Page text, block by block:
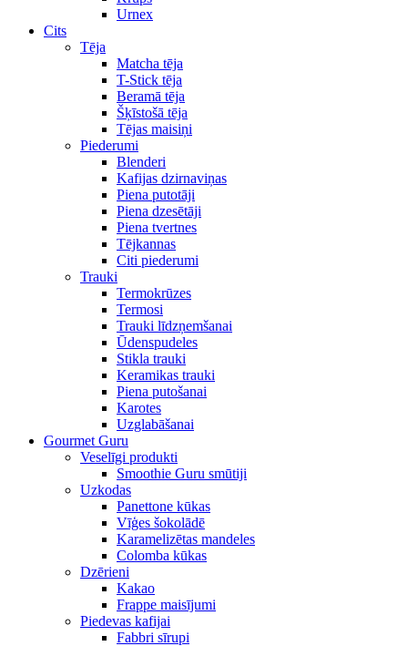
Urnex
Cits
Tēja
Matcha tēja
T-Stick tēja
Beramā tēja
Šķīstošā tēja
Tējas maisiņi
Piederumi
Blenderi
Kafijas dzirnaviņas
Piena putotāji
Piena dzesētāji
Piena tvertnes
Tējkannas
Citi piederumi
Trauki
Termokrūzes
Termosi
Trauki līdzņemšanai
Ūdenspudeles
Stikla trauki
Keramikas trauki
Piena putošanai
Karotes
Uzglabāšanai
Gourmet Guru
Veselīgi produkti
Smoothie Guru smūtiji
Uzkodas
Panettone kūkas
Vīģes šokolādē
Karamelizētas mandeles
Colomba kūkas
Dzērieni
Kakao
Frappe maisījumi
Piedevas kafijai
Fabbri sīrupi